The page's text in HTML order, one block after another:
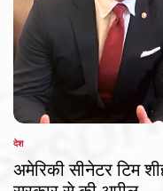
POSTED
देश
अमेरिकी सीनेटर टिम